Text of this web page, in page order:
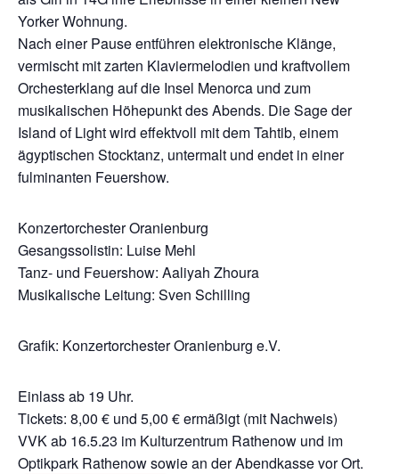
Yorker Wohnung.
Nach einer Pause entführen elektronische Klänge,
vermischt mit zarten Klaviermelodien und kraftvollem
Orchesterklang auf die Insel Menorca und zum
musikalischen Höhepunkt des Abends. Die Sage der
Island of Light wird effektvoll mit dem Tahtib, einem
ägyptischen Stocktanz, untermalt und endet in einer
fulminanten Feuershow.
Konzertorchester Oranienburg
Gesangssolistin: Luise Mehl
Tanz- und Feuershow: Aaliyah Zhoura
Musikalische Leitung: Sven Schilling
Grafik: Konzertorchester Oranienburg e.V.
Einlass ab 19 Uhr.
Tickets: 8,00 € und 5,00 € ermäßigt (mit Nachweis)
VVK ab 16.5.23 im Kulturzentrum Rathenow und im
Optikpark Rathenow sowie an der Abendkasse vor Ort.